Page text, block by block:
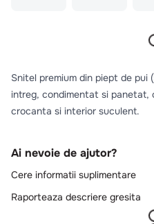
Snitel premium din piept de
intreg, condimentat si panetat,
crocanta si interior suculent.
Ai nevoie de ajutor?
Cere informatii suplimentare
Raporteaza descriere gresita